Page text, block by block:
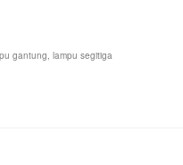
gantung lampu segitiga